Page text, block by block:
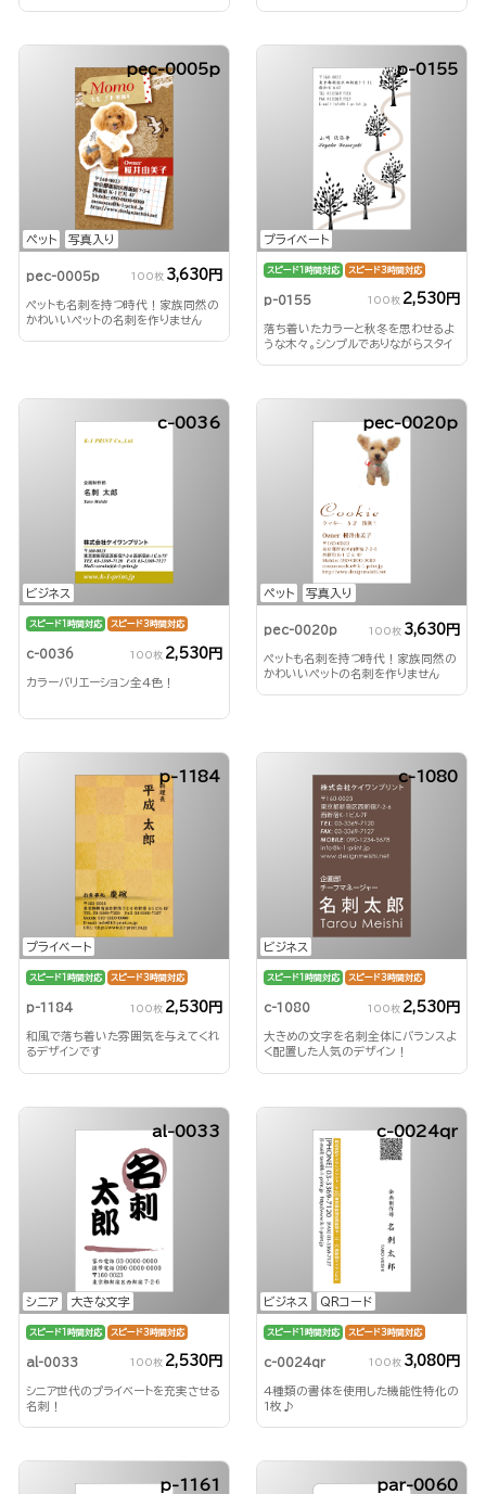
ペット 写真入り
pec-0005p
pec-0005p 100枚 3,630円
ペットも名刺を持つ時代！家族同然の
かわいいペットの名刺を作りません
プライベート
p-0155
スピード1時間対応 スピード3時間対応
p-0155 100枚 2,530円
落ち着いたカラーと秋冬を思わせるよ
うな木々。シンプルでありながらスタイ
ビジネス
c-0036
スピード1時間対応 スピード3時間対応
c-0036 100枚 2,530円
カラーバリエーション全4色！
ペット 写真入り
pec-0020p
pec-0020p 100枚 3,630円
ペットも名刺を持つ時代！家族同然の
かわいいペットの名刺を作りません
プライベート
p-1184
スピード1時間対応 スピード3時間対応
p-1184 100枚 2,530円
和風で落ち着いた雰囲気を与えてくれ
るデザインです
ビジネス
c-1080
スピード1時間対応 スピード3時間対応
c-1080 100枚 2,530円
大きめの文字を名刺全体にバランスよ
く配置した人気のデザイン！
シニア 大きな文字
al-0033
スピード1時間対応 スピード3時間対応
al-0033 100枚 2,530円
シニア世代のプライベートを充実させる
名刺！
ビジネス QRコード
c-0024qr
スピード1時間対応 スピード3時間対応
c-0024qr 100枚 3,080円
4種類の書体を使用した機能性特化の
1枚♪
p-1161 par-0060